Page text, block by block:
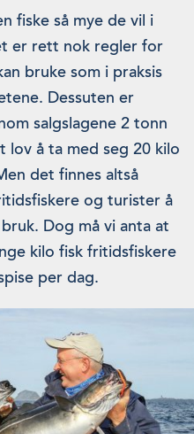
fiske så mye de vil i
er rett nok regler for
bruke som i praksis
Dessuten er
salgslagene 2 tonn
lov å ta med seg 20 kilo
det finnes altså
og turister å
Dog må vi anta at
kilo fisk fritidsfiskere
per dag.